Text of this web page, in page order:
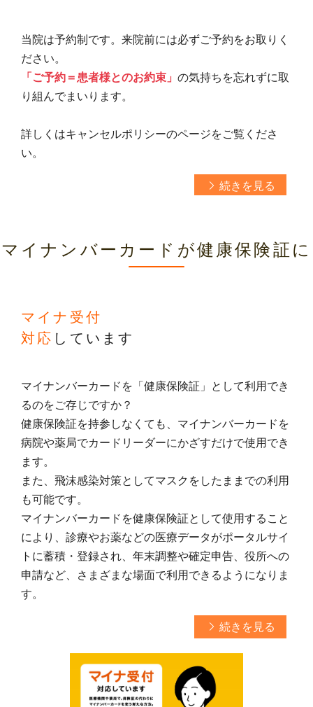
当院は予約制です。来院前には必ずご予約をお取りく
ださい。
「ご予約＝患者様とのお約束」 の気持ちを忘れずに取
り組んでまいります。
詳しくはキャンセルポリシーのページをご覧くださ
い。
続きを見る
マイナンバーカードが健康保険証に
マイナ受付
対応 しています
マイナンバーカードを「健康保険証」として利用でき
るのをご存じですか？
健康保険証を持参しなくても、マイナンバーカードを
病院や薬局でカードリーダーにかざすだけで使用でき
ます。
また、飛沫感染対策としてマスクをしたままでの利用
も可能です。
マイナンバーカードを健康保険証として使用すること
により、診療やお薬などの医療データがポータルサイ
トに蓄積・登録され、年末調整や確定申告、役所への
申請など、さまざまな場面で利用できるようになりま
す。
続きを見る